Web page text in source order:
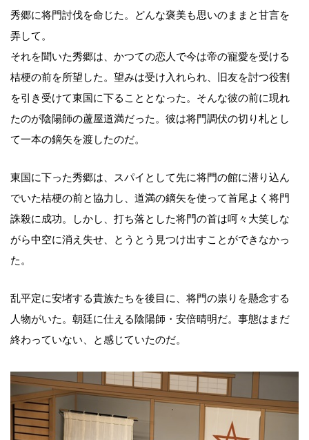
秀郷に将門討伐を命じた。どんな褒美も思いのままと甘言を
弄して。
それを聞いた秀郷は、かつての恋人で今は帝の寵愛を受ける
桔梗の前を所望した。望みは受け入れられ、旧友を討つ役割
を引き受けて東国に下ることとなった。そんな彼の前に現れ
たのが陰陽師の蘆屋道満だった。彼は将門調伏の切り札とし
て一本の鏑矢を渡したのだ。
東国に下った秀郷は、スパイとして先に将門の館に潜り込ん
でいた桔梗の前と協力し、道満の鏑矢を使って首尾よく将門
誅殺に成功。しかし、打ち落とした将門の首は呵々大笑しな
がら中空に消え失せ、とうとう見つけ出すことができなかっ
た。
乱平定に安堵する貴族たちを後目に、将門の祟りを懸念する
人物がいた。朝廷に仕える陰陽師・安倍晴明だ。事態はまだ
終わっていない、と感じていたのだ。